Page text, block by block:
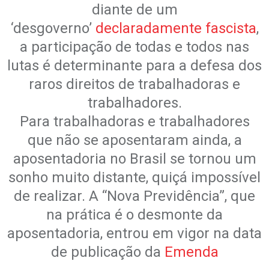
diante de um
‘desgoverno’ declaradamente fascista,
a participação de todas e todos nas
lutas é determinante para a defesa dos
raros direitos de trabalhadoras e
trabalhadores.
Para trabalhadoras e trabalhadores
que não se aposentaram ainda, a
aposentadoria no Brasil se tornou um
sonho muito distante, quiçá impossível
de realizar. A “Nova Previdência”, que
na prática é o desmonte da
aposentadoria, entrou em vigor na data
de publicação da Emenda